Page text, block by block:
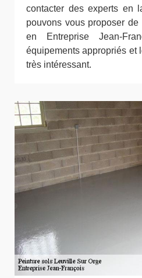
contacter des experts en
pouvons vous proposer
en Entreprise Jean-
équipements appropriés et
très intéressant.